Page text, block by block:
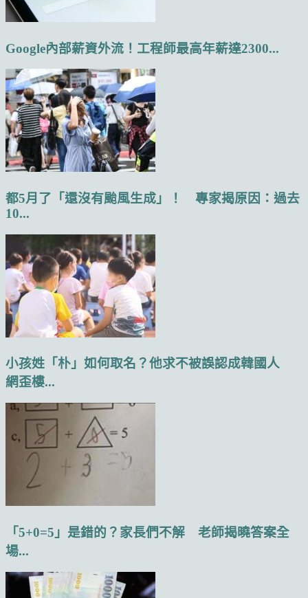
Google內部薪資外流！工程師最高年薪達2300...
都5月了「還沒有颱風生成」！ 專家揭原因：過去
10...
小孩姓「朴」如何取名？他求不被誤認成韓國人
網歪樓...
「5+0=5」是錯的？家長們不解 老師揭曉答案全
場...